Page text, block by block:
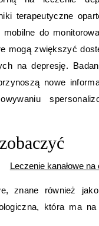
terapeutyczne
do
mogą zwiększyć
na depresję.
nowe
Leczenie kanałowe
znane również
która ma